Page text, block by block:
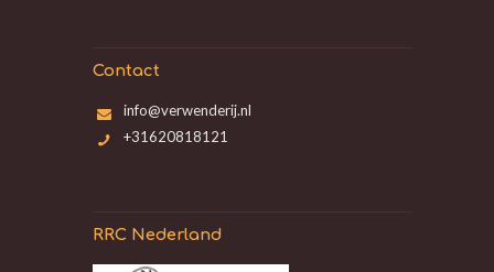
Contact
info@verwenderij.nl
+31620818121
RRC Nederland